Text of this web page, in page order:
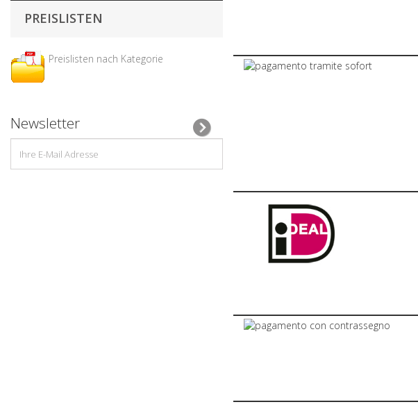
PREISLISTEN
Preislisten nach Kategorie
Newsletter